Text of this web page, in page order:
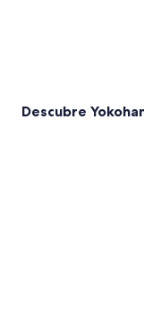
Descubre